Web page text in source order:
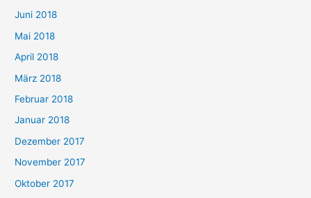
Juni 2018
Mai 2018
April 2018
März 2018
Februar 2018
Januar 2018
Dezember 2017
November 2017
Oktober 2017